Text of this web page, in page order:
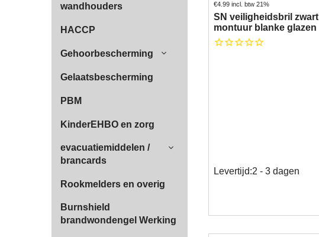
wandhouders
HACCP
Gehoorbescherming
Gelaatsbescherming
PBM
KinderEHBO en zorg
evacuatiemiddelen /
brancards
Rookmelders en overig
Burnshield
brandwondengel Werking
€4.99 incl. btw 21%
SN veiligheidsbril zwart
montuur blanke glazen
Levertijd:2 - 3 dagen